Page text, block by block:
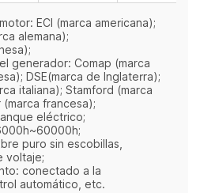
ECI (marca americana);
alemana);
generador: Comap (marca
DSE(marca de Inglaterra);
italiana); Stamford (marca
francesa);
eléctrico;
puro sin escobillas,
voltaje;
conectado a la
automático, etc.